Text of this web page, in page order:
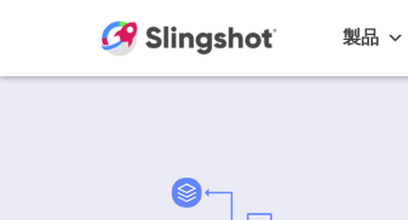
製品